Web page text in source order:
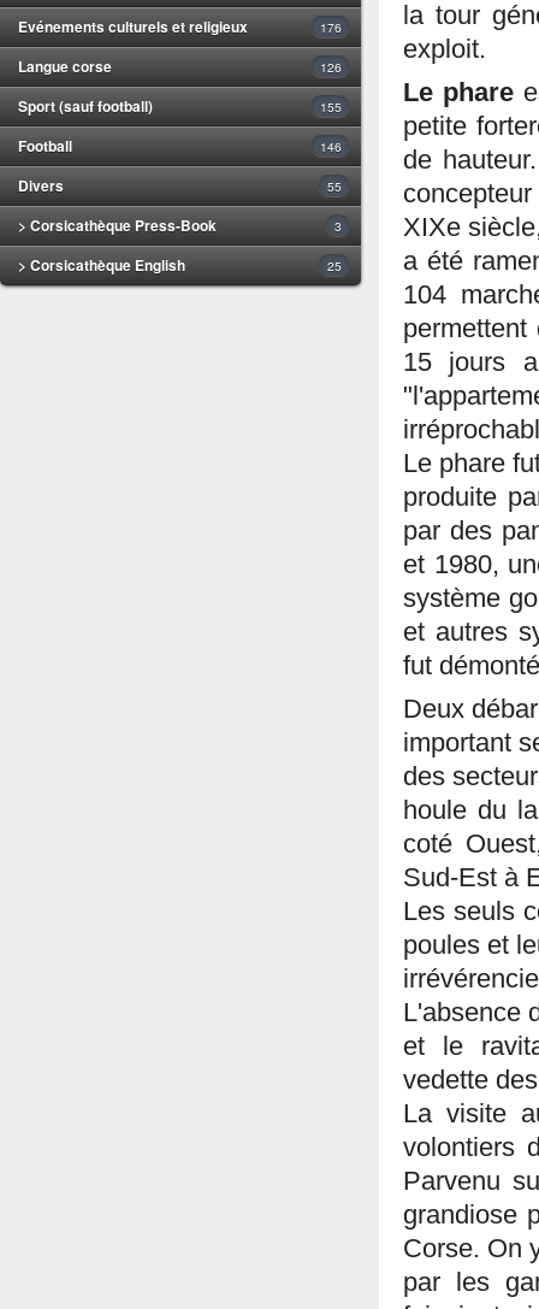
Evénements culturels et religieux 176
Langue corse 126
Sport (sauf football) 155
Football 146
Divers 55
> Corsicathèque Press-Book 3
> Corsicathèque English 25
la tour
exploit.
Le phare
petite
de
XIXe
a été
104
15 jours
Le phare
produite
par des
et 1980,
système
et autres
fut
Deux
important
des
houle du
coté
Sud-Est à
Les seuls
poules et
L'absence
et le
vedette
La visite
volontiers
Parvenu
grandiose
Corse. On
par les